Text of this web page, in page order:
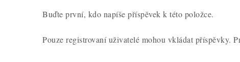
Buďte první, kdo napíše příspěvek k této položce.
Pouze registrovaní uživatelé mohou vkládat příspěvky.